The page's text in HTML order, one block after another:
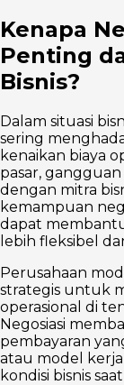
Kenapa
Penting
Bisnis?
Dalam situasi
sering
kenaikan biaya
pasar,
dengan mitra
kemampuan
dapat
lebih fleksibel
Perusahaan
strategis untuk
operasional di
Negosiasi
pembayaran
atau model
kondisi bisnis